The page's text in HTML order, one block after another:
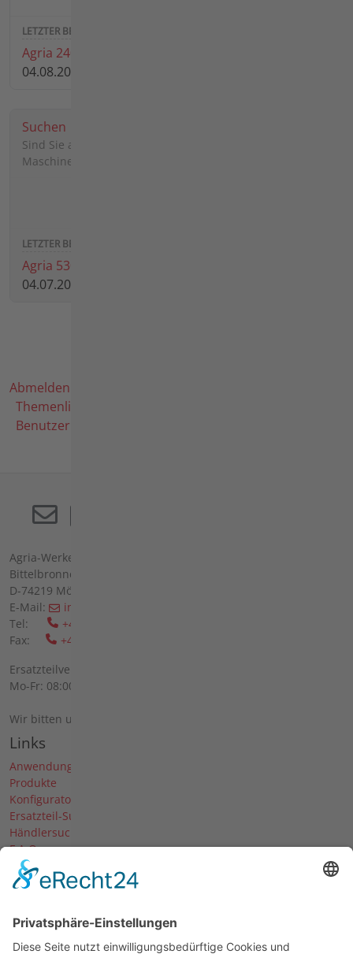
Agria 2400 mit Anhänger
04.08.2026 17:25 von
Suchen
Sind Sie auf der Suche nach einer bestimmten Agria-
Maschine, einem Anbaugerät, Zubehör oder Ersatzteil?
Agria 5300 Nadellager mit Zapfen ausbauen wie?
04.07.2026 15:47 von
Abmelden
Themenliste
Benutzerliste
Agria-Werke GmbH
Bittelbronner Str. 42
D-74219 Möckmühl
E-Mail:
info(at)agria(dot)de
Tel:
+49 6298 39-0
Fax:
+49 6298 39-111
Ersatzteilverkauf vor Ort:
Mo-Fr: 08:00 - 12:00 Uhr und 13:00 - 16:00 Uhr
Wir bitten um telefonische Anmeldung.
Links
Anwendungen
Produkte
Konfigurator
Ersatzteil-Suche
Händlersuche
F.A.Q.
Downloads
Forum
Unternehmen
Über uns